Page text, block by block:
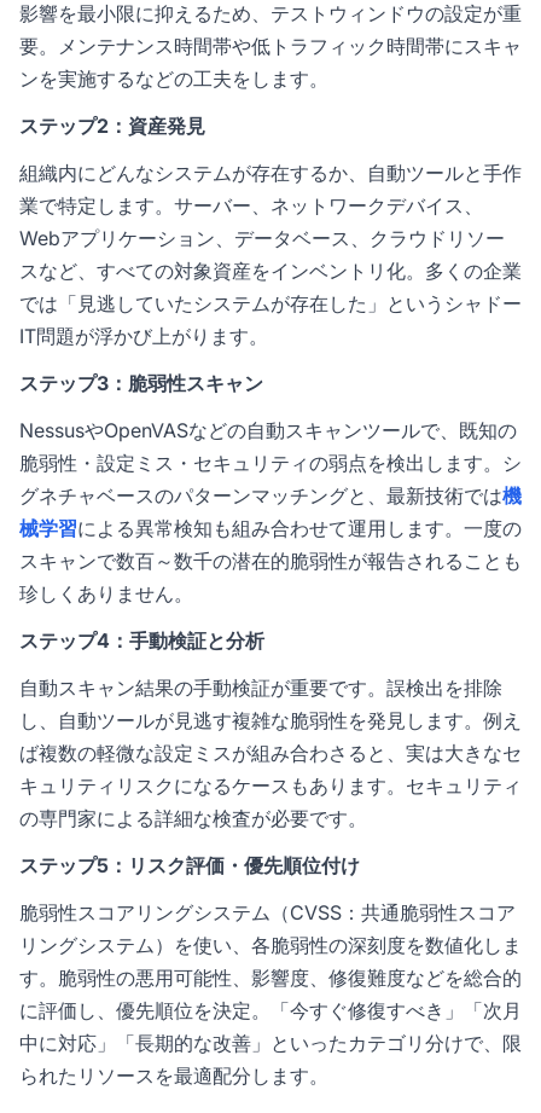
影響を最小限に抑えるため、テストウィンドウの設定が重
要。メンテナンス時間帯や低トラフィック時間帯にスキャ
ンを実施するなどの工夫をします。
ステップ2：資産発見
組織内にどんなシステムが存在するか、自動ツールと手作
業で特定します。サーバー、ネットワークデバイス、
Webアプリケーション、データベース、クラウドリソー
スなど、すべての対象資産をインベントリ化。多くの企業
では「見逃していたシステムが存在した」というシャドー
IT問題が浮かび上がります。
ステップ3：脆弱性スキャン
NessusやOpenVASなどの自動スキャンツールで、既知の
脆弱性・設定ミス・セキュリティの弱点を検出します。シ
グネチャベースのパターンマッチングと、最新技術では機
械学習による異常検知も組み合わせて運用します。一度の
スキャンで数百～数千の潜在的脆弱性が報告されることも
珍しくありません。
ステップ4：手動検証と分析
自動スキャン結果の手動検証が重要です。誤検出を排除
し、自動ツールが見逃す複雑な脆弱性を発見します。例え
ば複数の軽微な設定ミスが組み合わさると、実は大きなセ
キュリティリスクになるケースもあります。セキュリティ
の専門家による詳細な検査が必要です。
ステップ5：リスク評価・優先順位付け
脆弱性スコアリングシステム（CVSS ：共通脆弱性スコア
リングシステム）を使い、各脆弱性の深刻度を数値化しま
す。脆弱性の悪用可能性、影響度、修復難度などを総合的
に評価し、優先順位を決定。「今すぐ修復すべき」「次月
中に対応」「長期的な改善」といったカテゴリ分けで、限
られたリソースを最適配分します。